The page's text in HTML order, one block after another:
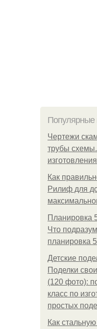
Популярные
Чертежи
трубы
Как
Рилиф для
Планировка
Что
планировка
Детские
Поделки
(120 фото):
класс по
простых
Как